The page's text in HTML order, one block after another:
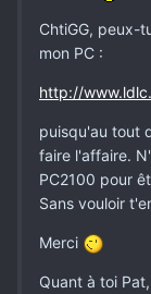
ChtiGG, peux-
mon PC :
http://
puisqu'au tout
faire l'affaire.
PC2100 pour
Sans vouloir
Merci
Quant à toi